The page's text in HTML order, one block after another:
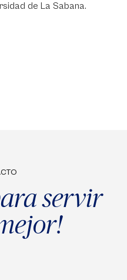
de La Sabana.
servir